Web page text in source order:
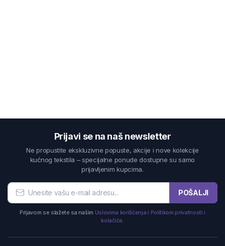
Prijavi se na naš newsletter
Ne propustite ekskluzivne popuste, akcije i nove kolekcije
kućnog tekstila – specijalne ponude dostupne su samo
prijavljenim kupcima.
POŠALJI
Prijavom se slažete sa našim Uslovima korišćenja i Politikom privatnosti i
kolačića.